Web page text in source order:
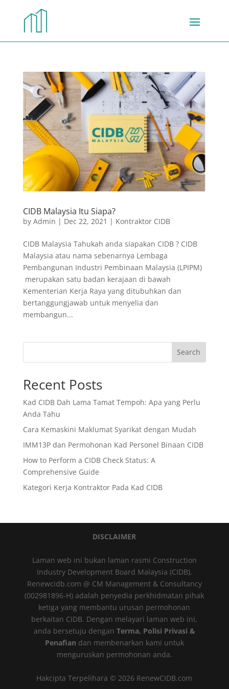
CIDB Malaysia Itu Siapa?
by Admin | Dec 22, 2021 | Kontraktor CIDB
CIDB Malaysia Tahukah anda siapakan CIDB ? CIDB
Malaysia atau nama sebenarnya Lembaga
Pembangunan Industri Pembinaan Malaysia (LPIPM)
merupakan satu badan kerajaan di bawah
Kementerian Kerja Raya yang ditubuhkan dan
bertanggungjawab untuk menyelia dan
membangun...
Search
Recent Posts
Kad CIDB Dah Lama Tamat Tempoh: Apa yang Perlu
Anda Tahu
Cara Kemaskini Maklumat Syarikat dengan Mudah
IMM13P dan Permohonan Kad Personel Binaan CIDB
How to Perform a CIDB Check Status: A
Comprehensive Guide
Kategori Kerja Kontraktor Pada Kad CIDB
DISCLAIMER
Laman web ini bukan laman rasmi Construction
Industry Development Board Malaysia (CIDB).
Renewcidb.com @ CM Management & Consultancy
(002981896-H) adalah penyedia perkhidmatan pihak
ketiga yang membantu urusan permohonan
berkaitan CIDB. Dengan melayari laman web ini,
anda bersetuju dengan Terma, Polisi Privasi &
Penafian dan membenarkan kami untuk
menguruskan permohonan anda.
Hakcipta Terpelihara © 2026 RenewCIDB.com